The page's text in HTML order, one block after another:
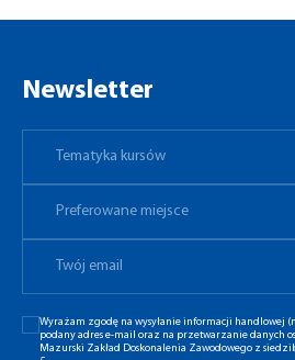
Newsletter
Tematyka kursów
Preferowane miejsce
Wyrażam zgodę na wysyłanie informacji handlowej
podany adres e-mail oraz na przetwarzanie danych
Mazurski Zakład Doskonalenia Zawodowego z